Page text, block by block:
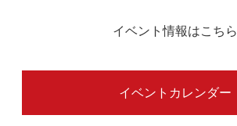
イベント情報はこちら
イベントカレンダー